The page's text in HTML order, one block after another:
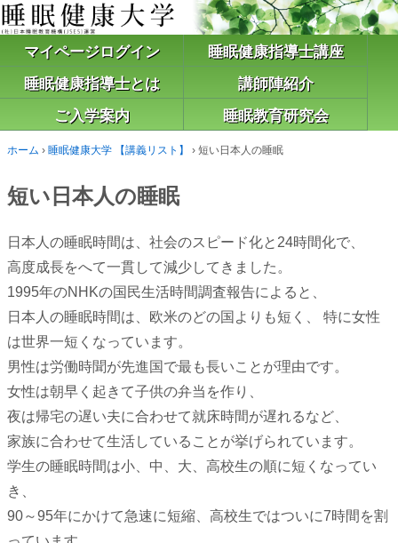
マイページログイン
睡眠健康指導士講座
睡眠健康指導士とは
講師陣紹介
ご入学案内
睡眠教育研究会
ホーム › 睡眠健康大学 【講義リスト】 › 短い日本人の睡眠
短い日本人の睡眠
日本人の睡眠時間は、社会のスピード化と24時間化で、
高度成長をへて一貫して減少してきました。
1995年のNHKの国民生活時間調査報告によると、
日本人の睡眠時間は、欧米のどの国よりも短く、 特に女性
は世界一短くなっています。
男性は労働時聞が先進国で最も長いことが理由です。
女性は朝早く起きて子供の弁当を作り、
夜は帰宅の遅い夫に合わせて就床時間が遅れるなど、
家族に合わせて生活していることが挙げられています。
学生の睡眠時間は小、中、大、高校生の順に短くなってい
き、
90～95年にかけて急速に短縮、高校生ではついに7時間を割